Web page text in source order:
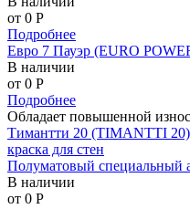
от 0 P
Подробнее
Евро 7 Пауэр (EURO
В наличии
от 0 P
Подробнее
Обладает повышенной
Тимантти 20 (TIMANTTI 20)
краска для стен
Полуматовый специальный
В наличии
от 0 P